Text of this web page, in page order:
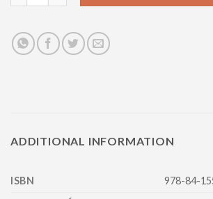
ADDITIONAL INFORMATION
ISBN
978-84-